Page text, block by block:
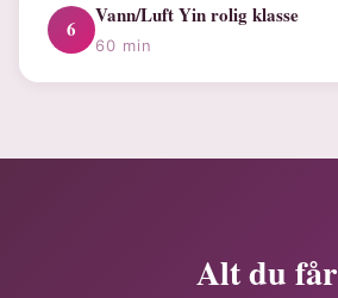
6
Vann/Luft Yin rolig klasse
60 min
Alt du får